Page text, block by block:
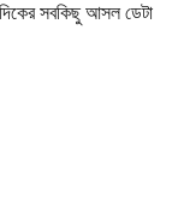
সবকিছু আসল ডেটা